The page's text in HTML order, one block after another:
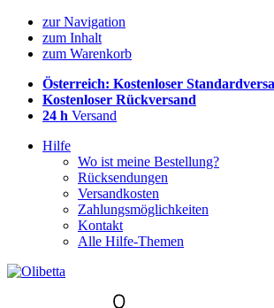
zur Navigation
zum Inhalt
zum Warenkorb
Österreich: Kostenloser
Kostenloser Rückversand
24 h Versand
Hilfe
Wo ist meine Bestellung?
Rücksendungen
Versandkosten
Zahlungsmöglichkeiten
Kontakt
Alle Hilfe-Themen